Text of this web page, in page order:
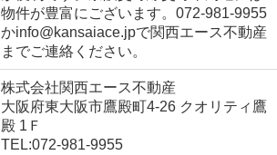
物件が豊富にございます。072-981-9955
かinfo@kansaiace.jpで関西エース不動産
までご連絡ください。
株式会社関西エース不動産
大阪府東大阪市鷹殿町4-26 クオリティ鷹
殿 1Ｆ
TEL:072-981-9955